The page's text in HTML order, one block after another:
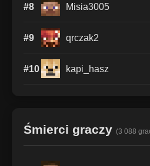
#8 Misia3005
#9 qrczak2
#10 kapi_hasz
Śmierci graczy (3 088